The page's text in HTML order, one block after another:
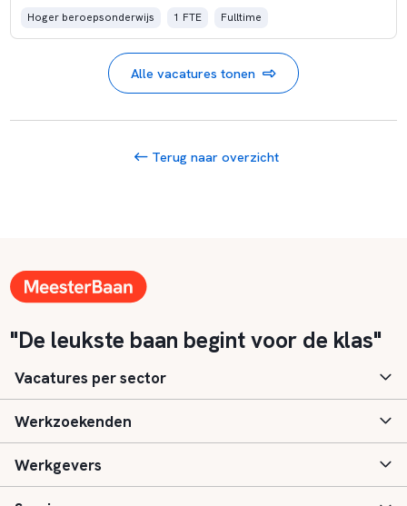
Hoger beroepsonderwijs 1 FTE Fulltime
Alle vacatures tonen
Terug naar overzicht
"De leukste baan begint voor de klas"
Vacatures per sector
Basisonderwijs
Speciaal (basis) onderwijs
Werkzoekenden
Aanmelden
Werkgevers